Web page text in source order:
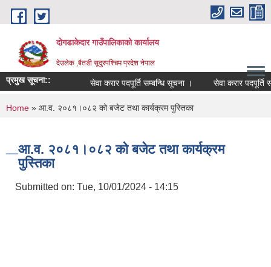
Skip to main content
दोगडाकेदार गाउँपालिकाको कार्यालय
देउलेक ,बैतडी सूदुरपश्चिम प्रदेश नेपाल
प्रमुख सूचना:: सेवा करार पदपूर्ति सम्बन्धि सूचना । सेवा करार पदपूर्ति
You are here
Home » आ.व. २०८१।०८२ को बजेट तथा कार्यक्रम पुस्तिका
आ.व. २०८१।०८२ को बजेट तथा कार्यक्रम
पुस्तिका
Submitted on: Tue, 10/01/2024 - 14:15